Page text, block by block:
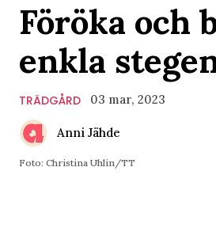
Föröka och
enkla
TRÄDGÅRD 03 mar, 2023
Anni Jähde
Foto: Christina Uhlin/TT